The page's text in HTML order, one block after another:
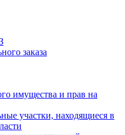
заказа
имущества и прав на
участки, находящиеся в